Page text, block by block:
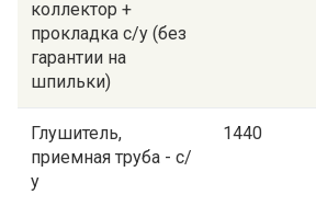
коллектор +
прокладка с/у (без
гарантии на
шпильки)
Глушитель,
приемная труба - с/
у
1440